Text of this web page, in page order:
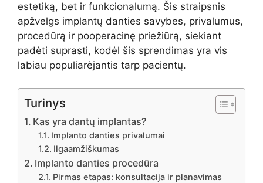
estetiką, bet ir funkcionalumą. Šis straipsnis
apžvelgs implantų danties savybes, privalumus,
procedūrą ir pooperacinę priežiūrą, siekiant
padėti suprasti, kodėl šis sprendimas yra vis
labiau populiarėjantis tarp pacientų.
Turinys
Kas yra dantų implantas?
Implanto danties privalumai
Ilgaamžiškumas
Implanto danties procedūra
Pirmas etapas: konsultacija ir planavimas